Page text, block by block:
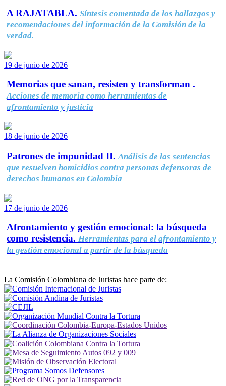
A RAJATABLA. Síntesis comentada de los hallazgos y
recomendaciones del información de la Comisión de la
verdad.
19 de junio de 2026
Memorias que sanan, resisten y transforman .
Acciones de memoria como herramientas de
afrontamiento y justicia
18 de junio de 2026
Patrones de impunidad II. Análisis de las sentencias
que resuelven homicidios contra personas defensoras de
derechos humanos en Colombia
17 de junio de 2026
Afrontamiento y gestión emocional: la búsqueda
como resistencia. Herramientas para el afrontamiento y
la gestión emocional a partir de la búsqueda
La Comisión Colombiana de Juristas hace parte de: